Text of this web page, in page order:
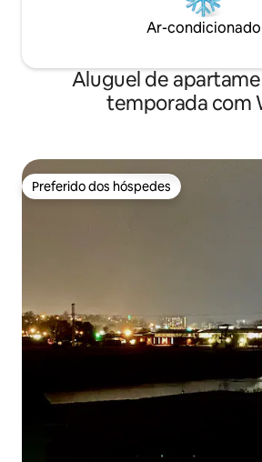
Ar-condicionado
Aluguel de
temporada com
Preferido dos hóspedes
Preferido dos hóspedes